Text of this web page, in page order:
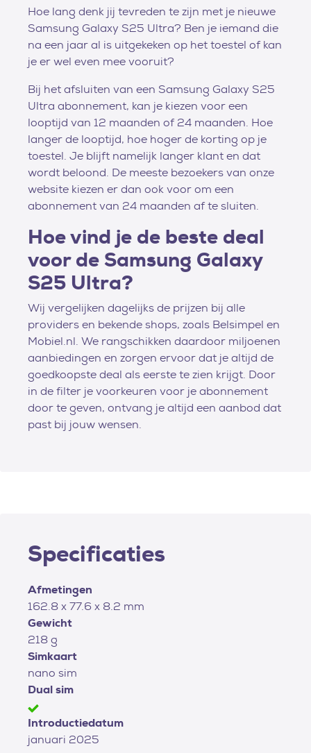
Hoe lang denk jij tevreden te zijn met je nieuwe
Samsung Galaxy S25 Ultra? Ben je iemand die
na een jaar al is uitgekeken op het toestel of kan
je er wel even mee vooruit?
Bij het afsluiten van een Samsung Galaxy S25
Ultra abonnement, kan je kiezen voor een
looptijd van 12 maanden of 24 maanden. Hoe
langer de looptijd, hoe hoger de korting op je
toestel. Je blijft namelijk langer klant en dat
wordt beloond. De meeste bezoekers van onze
website kiezen er dan ook voor om een
abonnement van 24 maanden af te sluiten.
Hoe vind je de beste deal
voor de Samsung Galaxy
S25 Ultra?
Wij vergelijken dagelijks de prijzen bij alle
providers en bekende shops, zoals Belsimpel en
Mobiel.nl. We rangschikken daardoor miljoenen
aanbiedingen en zorgen ervoor dat je altijd de
goedkoopste deal als eerste te zien krijgt. Door
in de filter je voorkeuren voor je abonnement
door te geven, ontvang je altijd een aanbod dat
past bij jouw wensen.
Specificaties
Afmetingen
162.8 x 77.6 x 8.2 mm
Gewicht
218 g
Simkaart
nano sim
Dual sim
Introductiedatum
januari 2025